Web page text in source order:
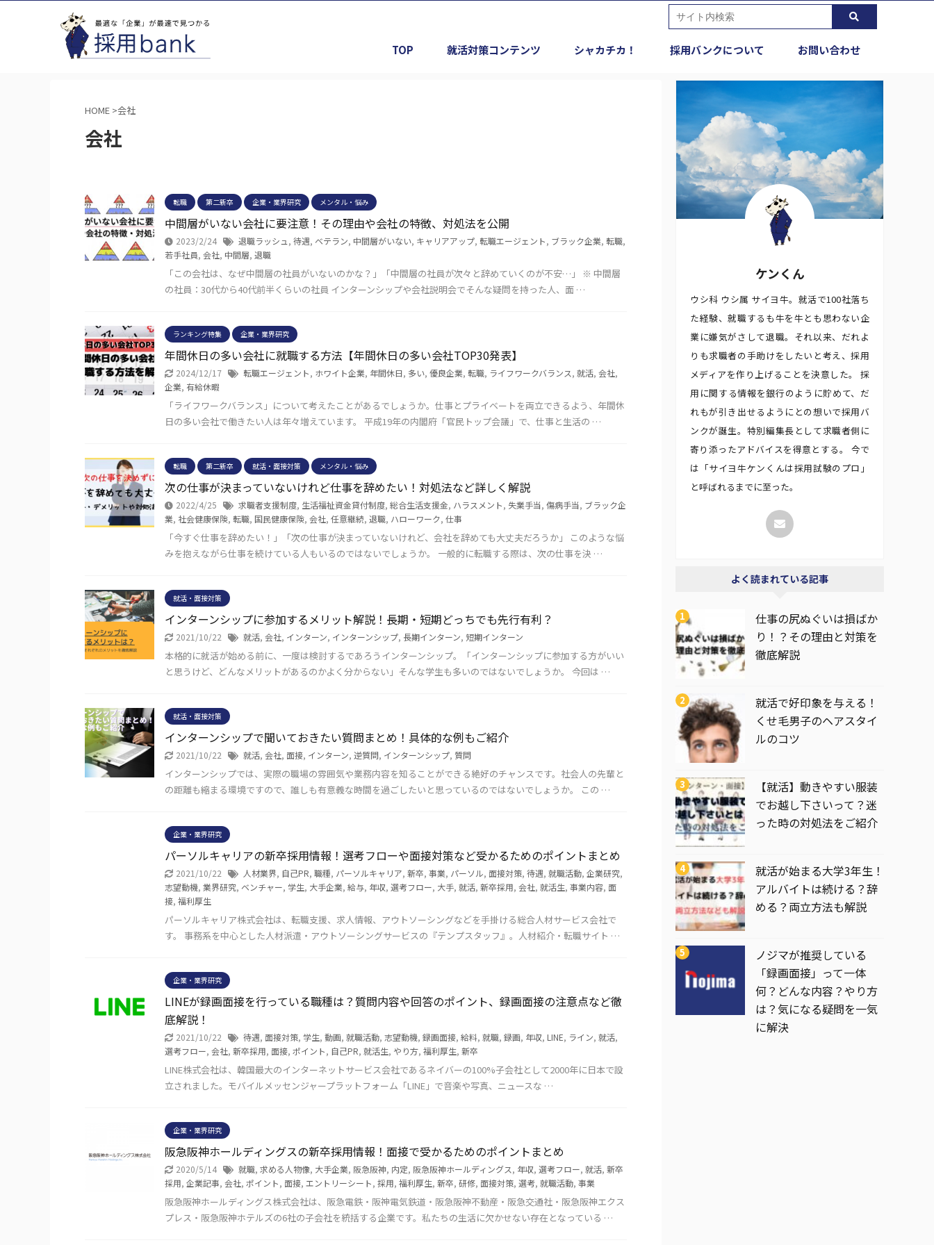
TOP 就活対策コンテンツ シャカチカ！ 採用バンクについて お問い合わせ
HOME >会社
会社
転職 第二新卒 企業・業界研究 メンタル・悩み
中間層がいない会社に要注意！その理由や会社の特徴、対処法を公開
2023/2/24 退職ラッシュ , 待遇, ベテラン, 中間層がいない, キャリアアップ, 転職エージェント, ブラック企業, 転職,
若手社員, 会社, 中間層, 退職
「この会社は、なぜ中間層の社員がいないのかな？」「中間層の社員が次々と辞めていくのが不安…」 ※ 中間層
の社員：30代から40代前半くらいの社員 インターンシップや会社説明会でそんな疑問を持った人、面 …
ランキング特集 企業・業界研究
年間休日の多い会社に就職する方法【年間休日の多い会社TOP30発表】
2024/12/17 転職エージェント, ホワイト企業, 年間休日, 多い, 優良企業, 転職, ライフワークバランス, 就活, 会社,
企業, 有給休暇
「ライフワークバランス」について考えたことがあるでしょうか。仕事とプライベートを両立できるよう、年間休
日の多い会社で働きたい人は年々増えています。 平成19年の内閣府「官民トップ会議」で、仕事と生活の …
転職 第二新卒 就活・面接対策 メンタル・悩み
次の仕事が決まっていないけれど仕事を辞めたい！対処法など詳しく解説
2022/4/25 求職者支援制度, 生活福祉資金貸付制度, 総合生活支援金, ハラスメント, 失業手当, 傷病手当, ブラック企
業, 社会健康保険, 転職, 国民健康保険, 会社, 任意継続, 退職, ハローワーク, 仕事
「今すぐ仕事を辞めたい！」「次の仕事が決まっていないけれど、会社を辞めても大丈夫だろうか」 このような悩
みを抱えながら仕事を続けている人もいるのではないでしょうか。 一般的に転職する際は、次の仕事を決 …
就活・面接対策
インターンシップに参加するメリット解説！長期・短期どっちでも先行有利？
2021/10/22 就活, 会社, インターン, インターンシップ, 長期インターン, 短期インターン
本格的に就活が始める前に、一度は検討するであろうインターンシップ。「インターンシップに参加する方がいい
と思うけど、どんなメリットがあるのかよく分からない」そんな学生も多いのではないでしょうか。 今回は …
就活・面接対策
インターンシップで聞いておきたい質問まとめ！具体的な例もご紹介
2021/10/22 就活, 会社, 面接, インターン, 逆質問, インターンシップ, 質問
インターンシップでは、実際の職場の雰囲気や業務内容を知ることができる絶好のチャンスです。社会人の先輩と
の距離も縮まる環境ですので、誰しも有意義な時間を過ごしたいと思っているのではないでしょうか。 この …
企業・業界研究
パーソルキャリアの新卒採用情報！選考フローや面接対策など受かるためのポイントまとめ
2021/10/22 人材業界, 自己PR, 職種, パーソルキャリア, 新卒, 事業, パーソル, 面接対策, 待遇, 就職活動, 企業研究,
志望動機, 業界研究, ベンチャー, 学生, 大手企業, 給与, 年収, 選考フロー, 大手, 就活, 新卒採用, 会社, 就活生, 事業内容, 面
接, 福利厚生
パーソルキャリア株式会社は、転職支援、求人情報、アウトソーシングなどを手掛ける総合人材サービス会社で
す。 事務系を中心とした人材派遣・アウトソーシングサービスの『テンプスタッフ』。人材紹介・転職サイト …
企業・業界研究
LINEが録画面接を行っている職種は？質問内容や回答のポイント、録画面接の注意点など徹
底解説！
2021/10/22 待遇, 面接対策, 学生, 動画, 就職活動, 志望動機, 録画面接, 給料, 就職, 録画, 年収, LINE, ライン, 就活,
選考フロー, 会社, 新卒採用, 面接, ポイント, 自己PR, 就活生, やり方, 福利厚生, 新卒
LINE株式会社は、韓国最大のインターネットサービス会社であるネイバーの100%子会社として2000年に日本で設
立されました。モバイルメッセンジャープラットフォーム「LINE」で音楽や写真、ニュースな …
企業・業界研究
阪急阪神ホールディングスの新卒採用情報！面接で受かるためのポイントまとめ
2020/5/14 就職, 求める人物像, 大手企業, 阪急阪神, 内定, 阪急阪神ホールディングス, 年収, 選考フロー, 就活, 新卒
採用, 企業記事, 会社, ポイント, 面接, エントリーシート, 採用, 福利厚生, 新卒, 研修, 面接対策, 選考, 就職活動, 事業
阪急阪神ホールディングス株式会社は、阪急電鉄・阪神電気鉄道・阪急阪神不動産・阪急交通社・阪急阪神エクス
プレス・阪急阪神ホテルズの6社の子会社を統括する企業です。私たちの生活に欠かせない存在となっている …
ケンくん
ウシ科 ウシ属 サイヨ牛。就活で100社落ち
た経験、就職するも牛を牛とも思わない企
業に嫌気がさして退職。それ以来、だれよ
りも求職者の手助けをしたいと考え、採用
メディアを作り上げることを決意した。 採
用に関する情報を銀行のように貯めて、だ
れもが引き出せるようにとの想いで採用バ
ンクが誕生。特別編集長として求職者側に
寄り添ったアドバイスを得意とする。 今で
は「サイヨ牛ケンくんは採用試験のプロ」
と呼ばれるまでに至った。
よく読まれている記事
仕事の尻ぬぐいは損ばか
り！？その理由と対策を
徹底解説
就活で好印象を与える！
くせ毛男子のヘアスタイ
ルのコツ
【就活】動きやすい服装
でお越し下さいって？迷
った時の対処法をご紹介
就活が始まる大学3年生！
アルバイトは続ける？辞
める？両立方法も解説
ノジマが推奨している
「録画面接」って一体
何？どんな内容？やり方
は？気になる疑問を一気
に解決